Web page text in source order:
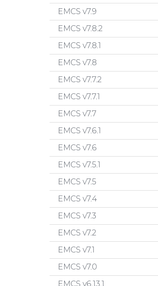
EMCS v7.9
EMCS v7.8.2
EMCS v7.8.1
EMCS v7.8
EMCS v7.7.2
EMCS v7.7.1
EMCS v7.7
EMCS v7.6.1
EMCS v7.6
EMCS v7.5.1
EMCS v7.5
EMCS v7.4
EMCS v7.3
EMCS v7.2
EMCS v7.1
EMCS v7.0
EMCS v6.13.1